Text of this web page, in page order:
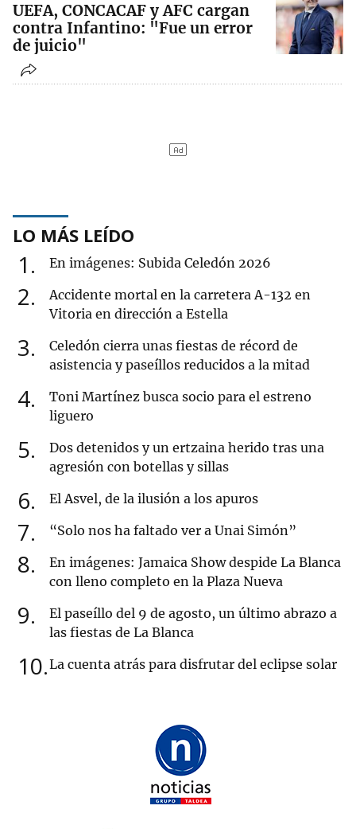
UEFA, CONCACAF y AFC cargan
contra Infantino: "Fue un error
de juicio"
LO MÁS LEÍDO
1 En imágenes: Subida Celedón 2026
2
Accidente mortal en la carretera A-132 en
Vitoria en dirección a Estella
3
Celedón cierra unas fiestas de récord de
asistencia y paseíllos reducidos a la mitad
4
Toni Martínez busca socio para el estreno
liguero
5
Dos detenidos y un ertzaina herido tras una
agresión con botellas y sillas
6 El Asvel, de la ilusión a los apuros
7 “Solo nos ha faltado ver a Unai Simón”
8
En imágenes: Jamaica Show despide La Blanca
con lleno completo en la Plaza Nueva
9
El paseíllo del 9 de agosto, un último abrazo a
las fiestas de La Blanca
10 La cuenta atrás para disfrutar del eclipse solar